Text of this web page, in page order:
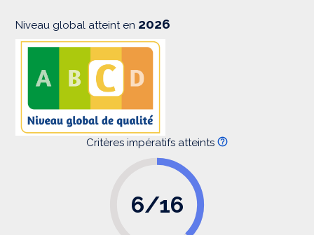
Niveau global atteint en 2026
Critères impératifs atteints
6/16